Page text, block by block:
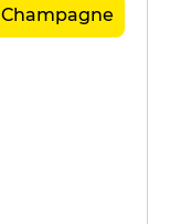
Champagne